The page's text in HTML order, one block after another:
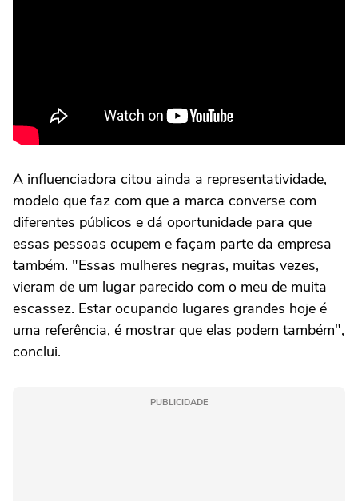
A influenciadora citou ainda a representatividade,
modelo que faz com que a marca converse com
diferentes públicos e dá oportunidade para que
essas pessoas ocupem e façam parte da empresa
também. "Essas mulheres negras, muitas vezes,
vieram de um lugar parecido com o meu de muita
escassez. Estar ocupando lugares grandes hoje é
uma referência, é mostrar que elas podem também",
conclui.
PUBLICIDADE